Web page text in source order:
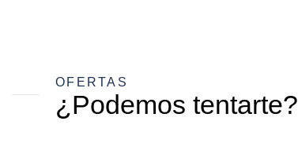
OFERTAS
¿Podemos tentarte?